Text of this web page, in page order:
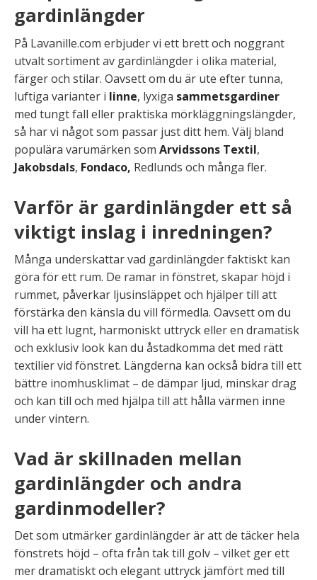
gardinlängder
På Lavanille.com erbjuder vi ett brett och noggrant
utvalt sortiment av gardinlängder i olika material,
färger och stilar. Oavsett om du är ute efter tunna,
luftiga varianter i linne, lyxiga sammetsgardiner
med tungt fall eller praktiska mörkläggningslängder,
så har vi något som passar just ditt hem. Välj bland
populära varumärken som Arvidssons Textil,
Jakobsdals, Fondaco, Redlunds och många fler.
Varför är gardinlängder ett så
viktigt inslag i inredningen?
Många underskattar vad gardinlängder faktiskt kan
göra för ett rum. De ramar in fönstret, skapar höjd i
rummet, påverkar ljusinsläppet och hjälper till att
förstärka den känsla du vill förmedla. Oavsett om du
vill ha ett lugnt, harmoniskt uttryck eller en dramatisk
och exklusiv look kan du åstadkomma det med rätt
textilier vid fönstret. Längderna kan också bidra till ett
bättre inomhusklimat – de dämpar ljud, minskar drag
och kan till och med hjälpa till att hålla värmen inne
under vintern.
Vad är skillnaden mellan
gardinlängder och andra
gardinmodeller?
Det som utmärker gardinlängder är att de täcker hela
fönstrets höjd – ofta från tak till golv – vilket ger ett
mer dramatiskt och elegant uttryck jämfört med till